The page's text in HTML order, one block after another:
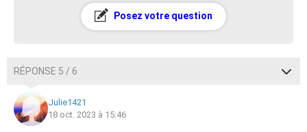
Posez votre question
RÉPONSE 5 / 6
Julie1421
18 oct. 2023 à 15:46